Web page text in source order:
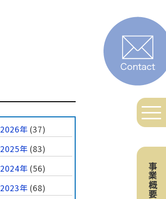
事業概要
2026年 (37)
2025年 (83)
2024年 (56)
2023年 (68)